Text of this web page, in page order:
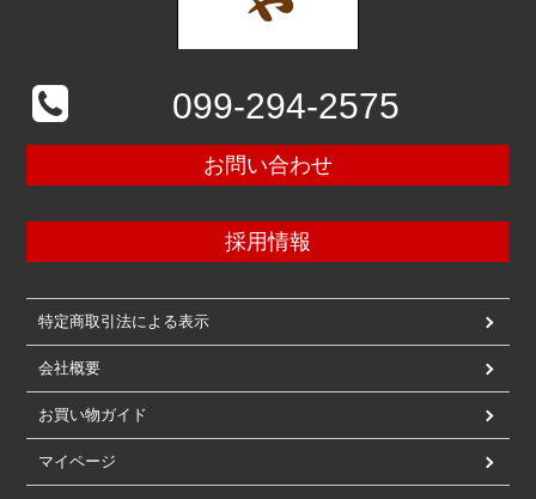
099-294-2575
お問い合わせ
採用情報
特定商取引法による表示
会社概要
お買い物ガイド
マイページ